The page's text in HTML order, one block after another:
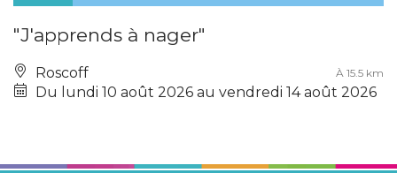
"J'apprends à nager"
Roscoff À 15.5 km
Du lundi 10 août 2026 au vendredi 14 août 2026